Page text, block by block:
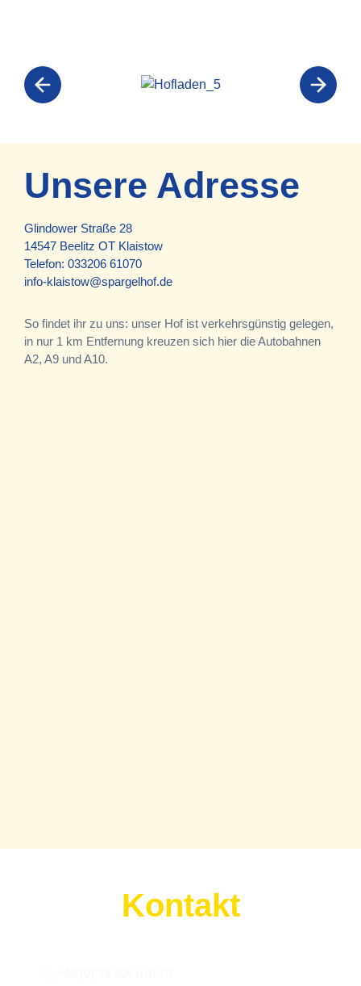
Unsere Adresse
Glindower Straße 28
14547 Beelitz OT Klaistow
Telefon: 033206 61070
info-klaistow@spargelhof.de
So findet ihr zu uns: unser Hof ist verkehrsgünstig gelegen,
in nur 1 km Entfernung kreuzen sich hier die Autobahnen
A2, A9 und A10.
Kontakt